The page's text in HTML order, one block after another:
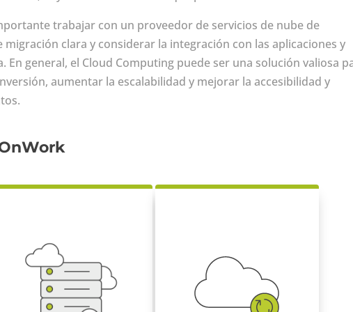
trabajar con un proveedor de servicios de nube de
clara y considerar la integración con las aplicaciones y
En general, el Cloud Computing puede ser una solución valiosa
aumentar la escalabilidad y mejorar la accesibilidad y